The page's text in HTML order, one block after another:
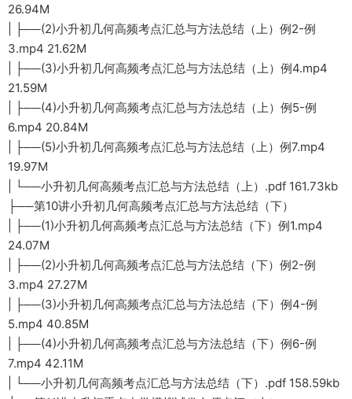
26.94M
| ├──(2)小升初几何高频考点汇总与方法总结（上）例2-例
3.mp4 21.62M
| ├──(3)小升初几何高频考点汇总与方法总结（上）例4.mp4
21.59M
| ├──(4)小升初几何高频考点汇总与方法总结（上）例5-例
6.mp4 20.84M
| ├──(5)小升初几何高频考点汇总与方法总结（上）例7.mp4
19.97M
| └──小升初几何高频考点汇总与方法总结（上）.pdf 161.73kb
├──第10讲小升初几何高频考点汇总与方法总结（下）
| ├──(1)小升初几何高频考点汇总与方法总结（下）例1.mp4
24.07M
| ├──(2)小升初几何高频考点汇总与方法总结（下）例2-例
3.mp4 27.27M
| ├──(3)小升初几何高频考点汇总与方法总结（下）例4-例
5.mp4 40.85M
| ├──(4)小升初几何高频考点汇总与方法总结（下）例6-例
7.mp4 42.11M
| └──小升初几何高频考点汇总与方法总结（下）.pdf 158.59kb